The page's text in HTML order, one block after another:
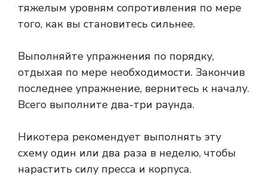
тяжелым уровням сопротивления по мере
того, как вы становитесь сильнее.
Выполняйте упражнения по порядку,
отдыхая по мере необходимости. Закончив
последнее упражнение, вернитесь к началу.
Всего выполните два-три раунда.
Никотера рекомендует выполнять эту
схему один или два раза в неделю, чтобы
нарастить силу пресса и корпуса.